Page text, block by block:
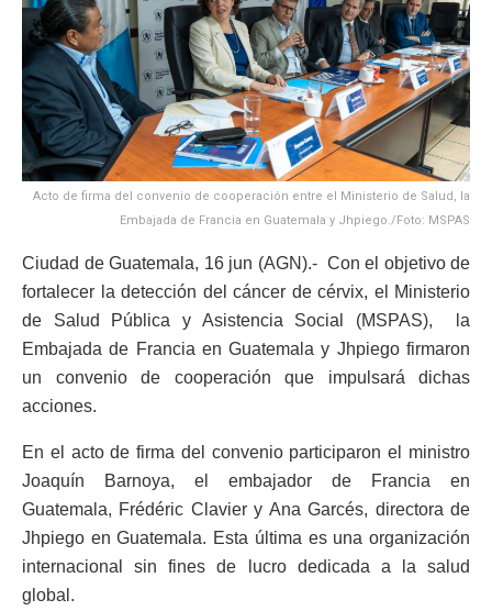
Acto de firma del convenio de cooperación entre el Ministerio de Salud, la
Embajada de Francia en Guatemala y Jhpiego./Foto: MSPAS
Ciudad de Guatemala, 16 jun (AGN).- Con el objetivo de
fortalecer la detección del cáncer de cérvix, el Ministerio
de Salud Pública y Asistencia Social (MSPAS), la
Embajada de Francia en Guatemala y Jhpiego firmaron
un convenio de cooperación que impulsará dichas
acciones.
En el acto de firma del convenio participaron el ministro
Joaquín Barnoya, el embajador de Francia en
Guatemala, Frédéric Clavier y Ana Garcés, directora de
Jhpiego en Guatemala. Esta última es una organización
internacional sin fines de lucro dedicada a la salud
global.